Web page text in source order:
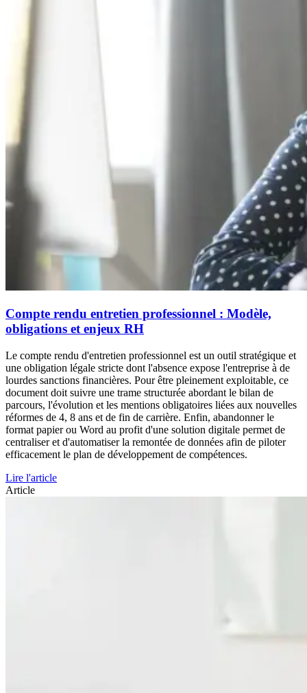
Compte rendu entretien professionnel : Modèle,
obligations et enjeux RH
Le compte rendu d'entretien professionnel est un outil stratégique et
une obligation légale stricte dont l'absence expose l'entreprise à de
lourdes sanctions financières. Pour être pleinement exploitable, ce
document doit suivre une trame structurée abordant le bilan de
parcours, l'évolution et les mentions obligatoires liées aux nouvelles
réformes de 4, 8 ans et de fin de carrière. Enfin, abandonner le
format papier ou Word au profit d'une solution digitale permet de
centraliser et d'automatiser la remontée de données afin de piloter
efficacement le plan de développement de compétences.
Lire l'article
Article